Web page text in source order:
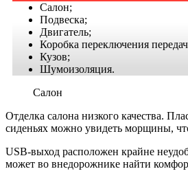
Салон;
Подвеска;
Двигатель;
Коробка переключения
Кузов;
Шумоизоляция.
Салон
Отделка салона низкого качества.
сиденьях можно увидеть морщины,
USB-выход расположен крайне
может во внедорожнике найти